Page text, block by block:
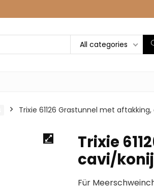
All categories
Trixie 61126 Grastunnel met
Trixie
cavi/
Für